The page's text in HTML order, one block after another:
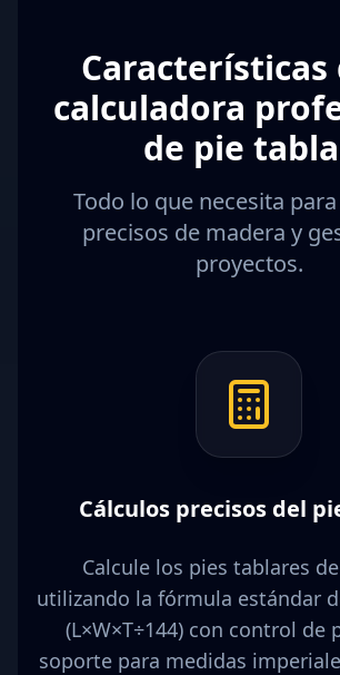
Características
calculadora
de pie
Todo lo que necesita
precisos de madera y
proyectos.
Cálculos precisos del
Calcule los pies tablares
utilizando la fórmula estándar
(L×W×T÷144) con control de
soporte para medidas